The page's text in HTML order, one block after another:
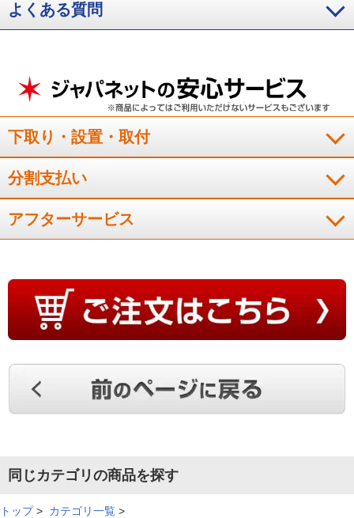
よくある質問
下取り・設置・取付
分割支払い
アフターサービス
同じカテゴリの商品を探す
トップ> カテゴリ一覧 >